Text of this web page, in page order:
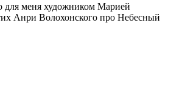
для меня художником Марией
Анри Волохонского про Небесный